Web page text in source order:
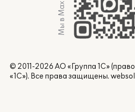
Мы в Max
© 2011-2026 АО «Группа 1С»
«1С»). Все права защищены.